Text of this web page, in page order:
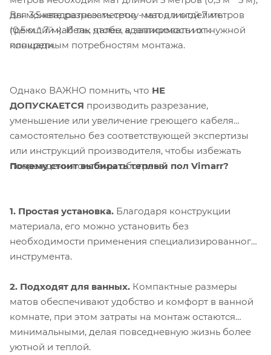
для 3,5 квадратных метров - мат длиной 7 метров
(0,5 м * 7 м). И так далее, в зависимости от нужной
площади.
Вы можете разрезать сетку матов и отделить
греющий кабель, чтобы адаптировать их к
конкретным потребностям монтажа.
Однако ВАЖНО помнить, что НЕ
ДОПУСКАЕТСЯ производить разрезание,
уменьшение или увеличение греющего кабеля
самостоятельно без соответствующей экспертизы
или инструкций производителя, чтобы избежать
повреждения системы обогрева.
Почему стоит выбирать теплый пол Vimarr?
1. Простая установка. Благодаря конструкции
материала, его можно установить без
необходимости применения специализированного
инструмента.
2. Подходят для ванных. Компактные размеры
матов обеспечивают удобство и комфорт в ванной
комнате, при этом затраты на монтаж остаются
минимальными, делая повседневную жизнь более
уютной и теплой.